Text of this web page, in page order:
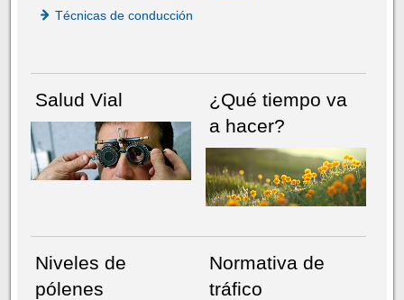
Técnicas de conducción
Salud Vial
¿Qué tiempo va
a hacer?
Niveles de
pólenes
Normativa de
tráfico